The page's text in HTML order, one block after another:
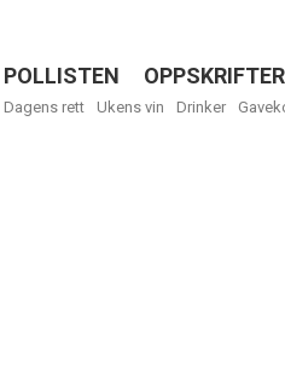
Menu
POLLISTEN OPPSKRIFTER
Dagens rett Ukens vin Drinker